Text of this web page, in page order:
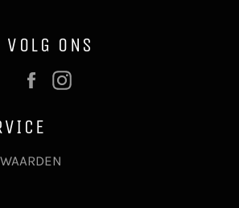
VOLG ONS
Facebook